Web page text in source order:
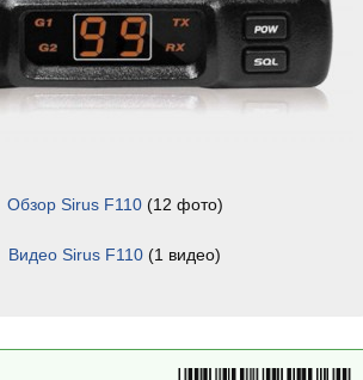
Обзор Sirus F110(12 фото)
Видео Sirus F110 (1 видео)